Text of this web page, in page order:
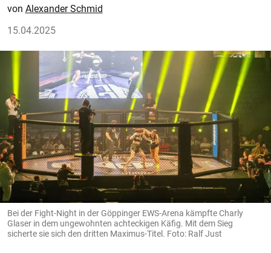
Alexander Schmid
15.04.2025
Bei der Fight-Night in der Göppinger EWS-Arena kämpfte Charly
Glaser in dem ungewohnten achteckigen Käfig. Mit dem Sieg
sicherte sie sich den dritten Maximus-Titel. Foto: Ralf Just